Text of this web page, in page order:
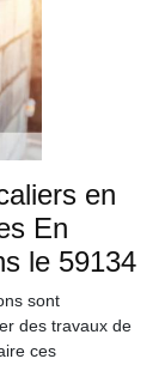
en
En
le 59134
sont
des travaux de
ces